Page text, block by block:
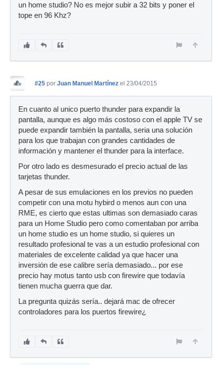
un home studio? No es mejor subir a 32 bits y poner el
tope en 96 Khz?
#25 por Juan Manuel Martínez el 23/04/2015
En cuanto al unico puerto thunder para expandir la
pantalla, aunque es algo más costoso con el apple TV se
puede expandir también la pantalla, seria una solución
para los que trabajan con grandes cantidades de
información y mantener el thunder para la interface.
Por otro lado es desmesurado el precio actual de las
tarjetas thunder.
A pesar de sus emulaciones en los previos no pueden
competir con una motu hybird o menos aun con una
RME, es cierto que estas ultimas son demasiado caras
para un Home Studio pero como comentaban por arriba
un home studio es un home studio, si quieres un
resultado profesional te vas a un estudio profesional con
materiales de excelente calidad ya que hacer una
inversión de ese calibre sería demasiado... por ese
precio hay motus tanto usb con firewire que todavía
tienen mucha guerra que dar.
La pregunta quizás sería.. dejará mac de ofrecer
controladores para los puertos firewire¿